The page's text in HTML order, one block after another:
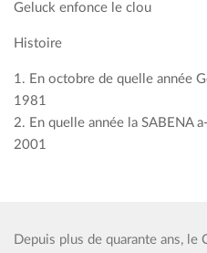
Geluck enfonce le clou
Histoire
1. En octobre de quelle année
1981
2. En quelle année la SABENA
2001
Depuis plus de quarante ans, le